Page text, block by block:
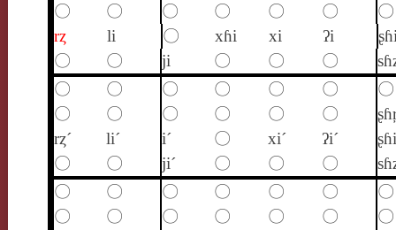
〇
〇 〇 〇 〇 〇
〇
rȥ
li 〇 xɦi xi ʔi
〇
〇 ji 〇 〇 〇
〇
〇 〇 〇 〇 〇
〇
〇
〇 〇 〇 〇 〇
rȥ´
li´ i´ 〇 xi´ ʔi´
〇
〇 ji´ 〇 〇 〇
〇
〇 〇 〇 〇 〇
〇
〇
〇 〇 〇 〇 〇
〇